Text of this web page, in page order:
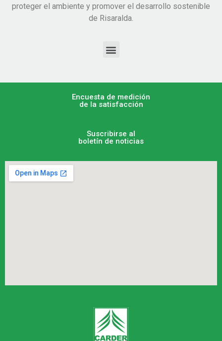
proteger el ambiente y promover el desarrollo sostenible
de Risaralda.
Encuesta de medición
de la satisfacción
Suscribirse al
boletín de noticias